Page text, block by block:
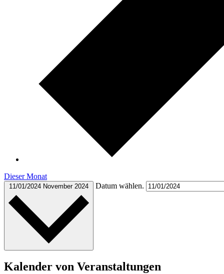
Dieser Monat
11/01/2024 November 2024 Datum wählen.
Kalender von Veranstaltungen